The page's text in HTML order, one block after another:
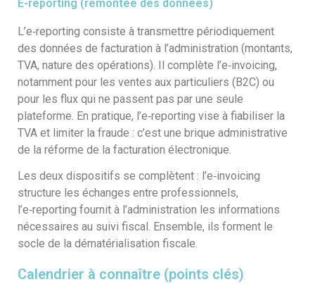
E-reporting (remontée des données)
L’e‑reporting consiste à transmettre périodiquement
des données de facturation à l’administration (montants,
TVA, nature des opérations). Il complète l’e‑invoicing,
notamment pour les ventes aux particuliers (B2C) ou
pour les flux qui ne passent pas par une seule
plateforme. En pratique, l’e‑reporting vise à fiabiliser la
TVA et limiter la fraude : c’est une brique administrative
de la réforme de la facturation électronique.
Les deux dispositifs se complètent : l’e‑invoicing
structure les échanges entre professionnels,
l’e‑reporting fournit à l’administration les informations
nécessaires au suivi fiscal. Ensemble, ils forment le
socle de la dématérialisation fiscale.
Calendrier à connaître (points clés)